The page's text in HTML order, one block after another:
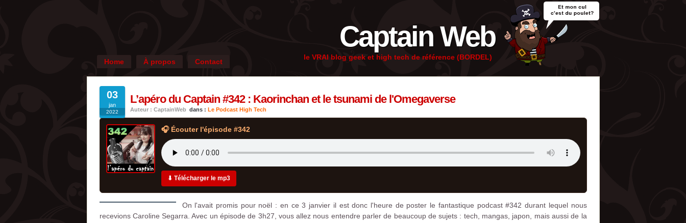
Captain Web
le VRAI blog geek et high tech de référence (BORDEL)
Home À propos Contact
03
jan
2022
L’apéro du Captain #342 : Kaorinchan et le tsunami de l'Omegaverse
Auteur : CaptainWeb dans : Le Podcast High Tech
🎧 Écouter l'épisode #342
⬇ Télécharger le mp3
On l'avait promis pour noël : en ce 3 janvier il est donc l'heure de poster le fantastique podcast #342 durant lequel nous
recevions Caroline Segarra. Avec un épisode de 3h27, vous allez nous entendre parler de beaucoup de sujets : tech, mangas, japon, mais aussi de la